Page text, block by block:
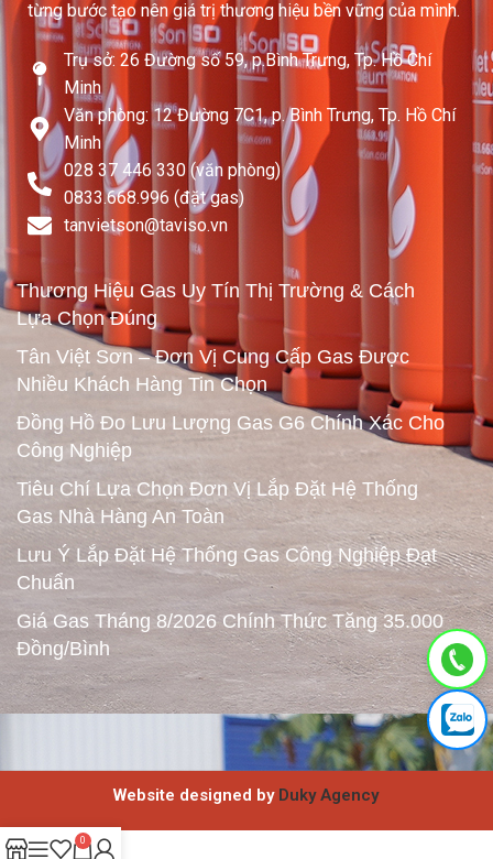
từng bước tạo nên giá trị thương hiệu bền vững của mình.
Trụ sở: 26 Đường số 59, p.Bình Trưng, Tp. Hồ Chí
Minh
Văn phòng: 12 Đường 7C1, p. Bình Trưng, Tp. Hồ Chí
Minh
028 37 446 330 (văn phòng)
0833.668.996 (đặt gas)
tanvietson@taviso.vn​
Thương Hiệu Gas Uy Tín Thị Trường & Cách
Lựa Chọn Đúng
Tân Việt Sơn – Đơn Vị Cung Cấp Gas Được
Nhiều Khách Hàng Tin Chọn
Đồng Hồ Đo Lưu Lượng Gas G6 Chính Xác Cho
Công Nghiệp
Tiêu Chí Lựa Chọn Đơn Vị Lắp Đặt Hệ Thống
Gas Nhà Hàng An Toàn
Lưu Ý Lắp Đặt Hệ Thống Gas Công Nghiệp Đạt
Chuẩn
Giá Gas Tháng 8/2026 Chính Thức Tăng 35.000
Đồng/Bình
Website designed byDuky Agency
0